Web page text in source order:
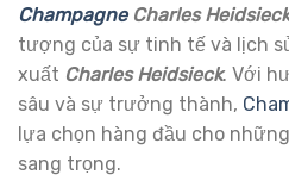
ChampagneCharles
tượng của sự tinh tế và lịch
xuất Charles Heidsieck. Với
sâu và sự trưởng thành,
lựa chọn hàng đầu cho
sang trọng.